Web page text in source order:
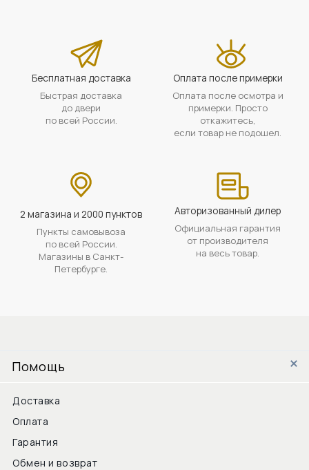
Бесплатная доставка
Быстрая доставка
до двери
по всей России.
Оплата после примерки
Оплата после осмотра и
примерки. Просто
откажитесь,
если товар не подошел.
2 магазина и 2000 пунктов
Пункты самовывоза
по всей России.
Магазины в Санкт-
Петербурге.
Авторизованный дилер
Официальная гарантия
от производителя
на весь товар.
Помощь
Доставка
Оплата
Гарантия
Обмен и возврат